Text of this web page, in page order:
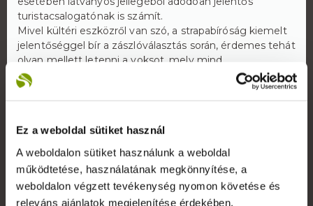
Ez a weboldal sütiket használ
A weboldalon sütiket használunk a weboldal
működtetése, használatának megkönnyítése, a
weboldalon végzett tevékenység nyomon követése és
releváns ajánlatok megjelenítése érdekében.
turistacsalogatónak is számít.
Mivel kültéri eszközről van szó, a strapabíróság kiemelt
jelentőséggel bír a zászlóválasztás során, érdemes tehát
olyan mellett letenni a voksot, mely mind
anyaghasználatát, mind felületi kialakítását illetően
kimagasló színvonalat képvisel. Az esőnek, szélnek,
vagy az elmúlt évek kiszámíthatatlan időjárását tekintve
választani, amely alkalmas arra, hogy hosszú éveken át
szolgálja a rá szabott feladatot nemzeti ünnepeink
alkalmával. A szükséges zászlót akár online is meg lehet
rendelni, kényelmesen otthonából bármilyen méretben.
Az internetes vásárlás kényelmét kihasználva adható le